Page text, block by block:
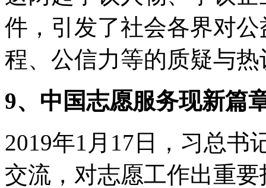
件，引发了社会各界对
程、公信力等的质疑与热
9、中国志愿服务现新篇
2019年1月17日，习总书
交流，对志愿工作出重要